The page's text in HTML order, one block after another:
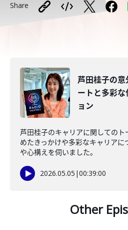
Share
芦田桂子の
ートと多彩
ョン
芦田桂子のキャリアに関しての
めたきっかけや多彩なキャリアに
や心構えを伺いました。
2026.05.05 |00:39:00
Other